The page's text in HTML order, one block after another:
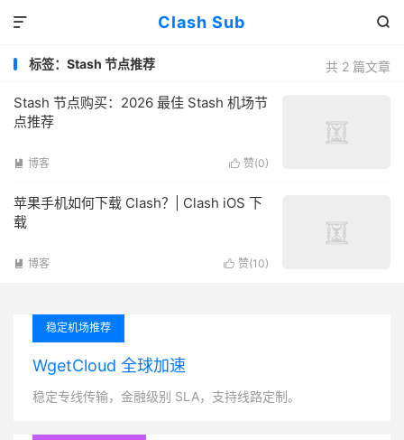
Clash Sub 

共 2 篇文章
标签：Stash 节点推荐
Stash 节点购买：2026 最佳 Stash 机场节
点推荐
 赞(0)
 博客
苹果手机如何下载 Clash？| Clash iOS 下
载
 赞(10)
 博客
稳定机场推荐
WgetCloud 全球加速
稳定专线传输，金融级别 SLA，支持线路定制。